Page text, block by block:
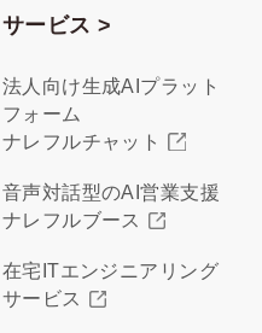
サービス >
法人向け生成AIプラット
フォーム
ナレフルチャット
音声対話型のAI営業支援
ナレフルブース
在宅ITエンジニアリング
サービス